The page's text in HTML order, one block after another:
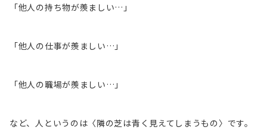
「他人の持ち物が羨ましい…」
「他人の仕事が羨ましい…」
「他人の職場が羨ましい…」
など、人というのは 〈隣の芝は青く見えてしまうもの〉 です。